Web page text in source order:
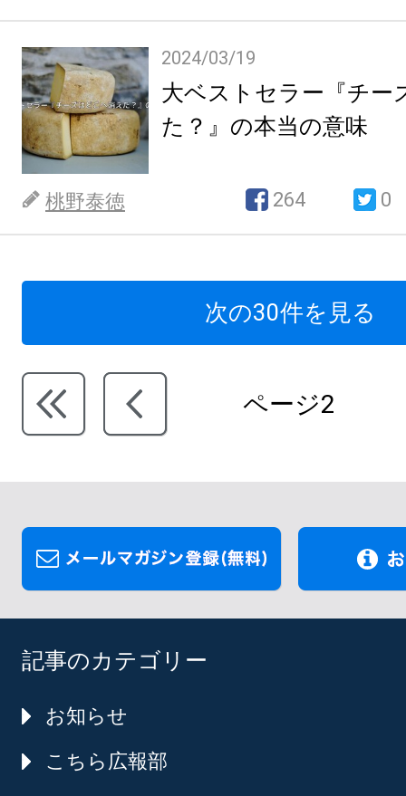
2024/03/19
大ベストセラー『チー
た？』の本当の意味
桃野泰徳 264 0
次の30件を見る
ページ2
記事のカテゴリー
お知らせ
こちら広報部